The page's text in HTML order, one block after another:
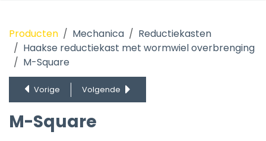
Round
VFD serie - ALU
VFN serie - RVS
Producten Mechanica
Reductiekasten
Haakse reductiekast met wormwiel overbrenging
M-Square
Vorige Volgende
M-Square